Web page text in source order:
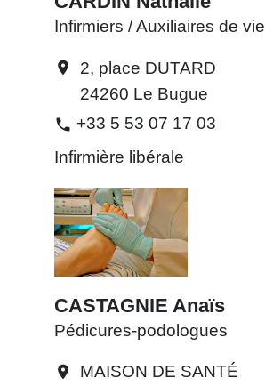
Infirmiers / Auxiliaires de vie
location_on
2, place DUTARD
24260 Le Bugue
phone +33 5 53 07 17 03
Infirmière libérale
CASTAGNIE Anaïs
Pédicures-podologues
location_on
MAISON DE SANTÉ